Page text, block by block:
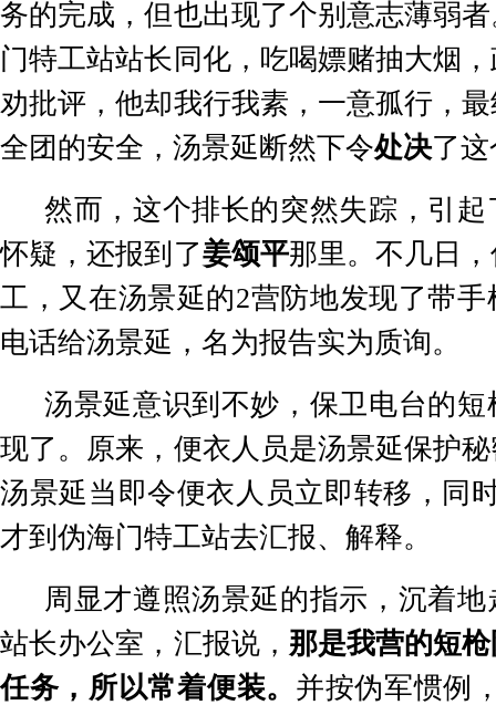
务的完成，但也出现了个别意志薄弱
门特工站站长同化，吃喝嫖赌抽大烟
劝批评，他却我行我素，一意孤行，
全团的安全，汤景延断然下令处决了
然而，这个排长的突然失踪，引
怀疑，还报到了姜颂平那里。不几日
工，又在汤景延的2营防地发现了带
电话给汤景延，名为报告实为质询。
汤景延意识到不妙，保卫电台的
现了。原来，便衣人员是汤景延保护
汤景延当即令便衣人员立即转移，同
才到伪海门特工站去汇报、解释。
周显才遵照汤景延的指示，沉着
站长办公室，汇报说， 那是我营的短
任务，所以常着便装。 并按伪军惯例